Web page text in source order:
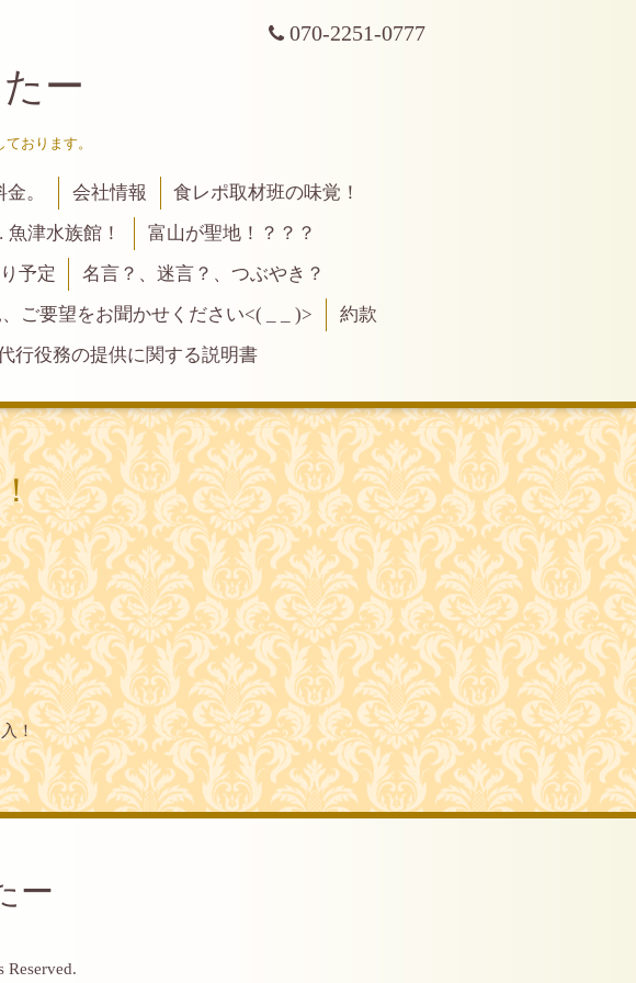
070-2251-0777
ー
おります。
。 会社情報
食レポ取材班の味覚！
津水族館！
富山が聖地！？？？
予定
名言？、迷言？、つぶやき？
ご要望をお聞かせください<( _ _ )>
約款
行役務の提供に関する説明書
！
ー
Reserved.